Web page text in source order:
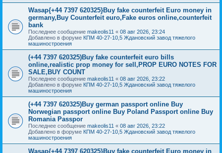
Wasap{+44 7397 620325}Buy fake counterfeit Euro money in
germany,Buy Counterfeit euro,Fake euros online,counterfeit
bank
Последнее сообщение makeolis11 « 08 авг 2026, 23:24
Добавлено в форуме КПМ 40-27-10,5 Ждановский завод тяжелого
машиностроения
(+44 7397 620325)Buy fake counterfeit euro bills
online,realistic prop money for sell,PROP EURO NOTES FOR
SALE,BUY COUNT
Последнее сообщение makeolis11 « 08 авг 2026, 23:22
Добавлено в форуме КПМ 40-27-10,5 Ждановский завод тяжелого
машиностроения
(+44 7397 620325)Buy german passport online Buy
Norwegian passport online Buy Poland Passport online Buy
Romania Passpor
Последнее сообщение makeolis11 « 08 авг 2026, 23:22
Добавлено в форуме КПМ 40-27-10,5 Ждановский завод тяжелого
машиностроения
Wasap{+44 7397 620325}Buy fake counterfeit Euro money in